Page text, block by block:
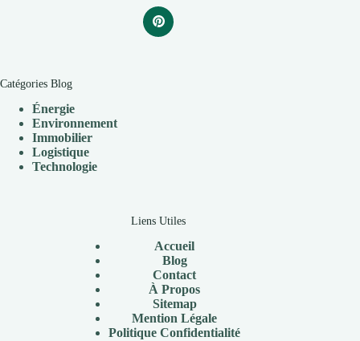
Catégories Blog
Énergie
Environnement
Immobilier
Logistique
Technologie
Liens Utiles
Accueil
Blog
Contact
À Propos
Sitemap
Mention Légale
Politique Confidentialité